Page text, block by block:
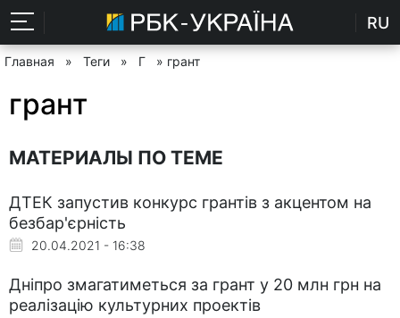
RU
Главная » Теги » Г » грант
грант
МАТЕРИАЛЫ ПО ТЕМЕ
ДТЕК запустив конкурс грантів з акцентом на
безбар'єрність
20.04.2021 - 16:38
Дніпро змагатиметься за грант у 20 млн грн на
реалізацію культурних проектів